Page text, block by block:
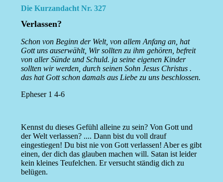
Die Kurzandacht Nr. 327
Verlassen?
Schon von Beginn der Welt, von allem Anfang an, hat
Gott uns auserwählt, Wir sollten zu ihm gehören, befreit
von aller Sünde und Schuld. ja seine eigenen Kinder
sollten wir werden, durch seinen Sohn Jesus Christus .
das hat Gott schon damals aus Liebe zu uns beschlossen.
Epheser 1 4-6
Kennst du dieses Gefühl alleine zu sein? Von Gott und
der Welt verlassen? .... Dann bist du voll drauf
eingestiegen! Du bist nie von Gott verlassen! Aber es gibt
einen, der dich das glauben machen will. Satan ist leider
kein kleines Teufelchen. Er versucht ständig dich zu
belügen.